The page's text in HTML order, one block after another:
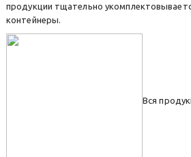
продукции тщательно
контейнеры.
Вся